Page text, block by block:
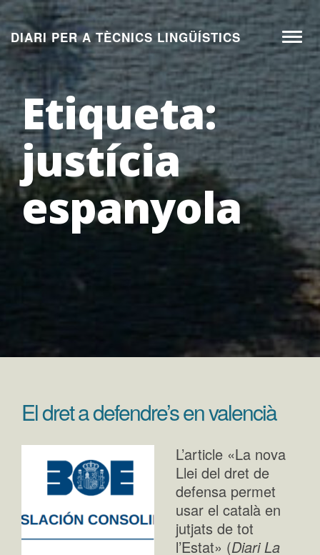
Aneu
al
contingut
DIARI PER A TÈCNICS LINGÜÍSTICS
Etiqueta:
justícia
espanyola
El dret a defendre’s en valencià
L’article «La nova
Llei del dret de
defensa permet
usar el català en
jutjats de tot
l’Estat» (Diari La